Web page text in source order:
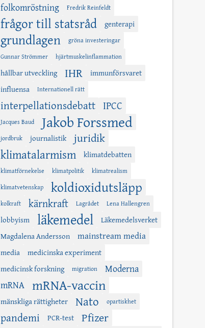
folkomröstning Fredrik Reinfeldt
frågor till statsråd genterapi
grundlagen
gröna investeringar
Gunnar Strömmer
hjärtmuskelinflammation
hållbar utveckling IHR
immunförsvaret
influensa
Internationell rätt
interpellationsdebatt IPCC
Jacques Baud Jakob Forssmed
jordbruk journalistik juridik
klimatalarmism klimatdebatten
klimatförnekelse klimatpolitik
klimatrealism
klimatvetenskap
koldioxidutsläpp
kolkraft kärnkraft Lagrådet Lena Hallengren
lobbyism läkemedel
Läkemedelsverket
Magdalena Andersson
mainstream media
media
medicinska experiment
medicinsk forskning
migration
Moderna
mRNA mRNA-vaccin
mänskliga rättigheter Nato opartiskhet
pandemi PCR-test Pfizer